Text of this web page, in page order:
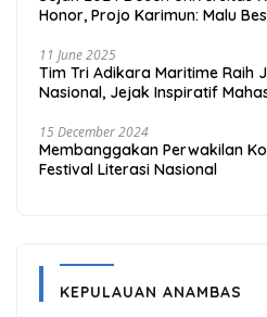
Honor, Projo Karimun: Malu
11 June 2025
Tim Tri Adikara Maritime Raih
Nasional, Jejak Inspiratif
15 December 2024
Membanggakan Perwakilan
Festival Literasi Nasional
KEPULAUAN ANAMBAS